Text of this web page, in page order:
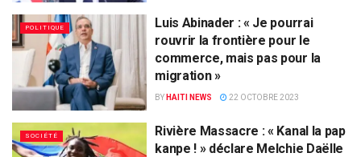
POLITIQUE
Luis Abinader : « Je pourrai
rouvrir la frontière pour le
commerce, mais pas pour la
migration »
BY HAITI NEWS 22 OCTOBRE 2023
SOCIÉTÉ
Rivière Massacre : « Kanal la pap
kanpe ! » déclare Melchie Daëlle